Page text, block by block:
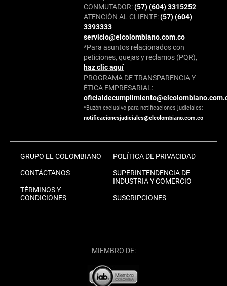
CONMUTADOR:(57) (604) 3315252
ATENCIÓN AL CLIENTE:(57) (604)
3393333
servicio@elcolombiano.com.co
*Para asuntos relacionados con
peticiones, quejas y reclamos (PQR),
haz clic aquí
PROGRAMA DE TRANSPARENCIA Y
ÉTICA EMPRESARIAL:
*Buzón exclusivo para notificaciones judiciales:
notificacionesjudiciales@elcolombiano.com.co
GRUPO EL COLOMBIANO
CONTÁCTANOS
TÉRMINOS Y
CONDICIONES
POLÍTICA DE PRIVACIDAD
SUPERINTENDENCIA DE
INDUSTRIA Y COMERCIO
SUSCRIPCIONES
MIEMBRO DE: